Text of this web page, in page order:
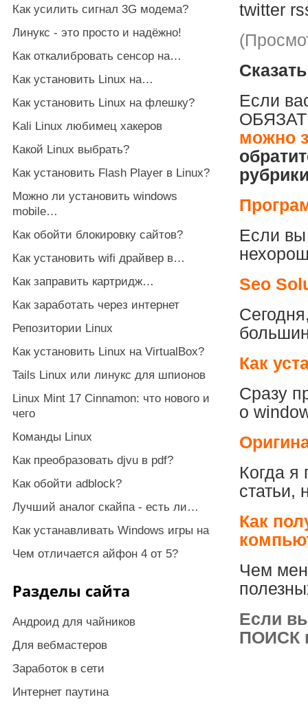
twitter
Если
можно
Если вы
Seo
Как
Сразу
о
Когда я
статьи,
Как
Чем
Если
ПОИСК
Как усилить сигнал 3G модема?
Линукс - это просто и надёжно!
Как откалибровать сенсор на…
Как установить Linux на…
Как установить Linux на флешку?
Kali Linux любимец хакеров
Какой Linux выбрать?
Как установить Flash Player в Linux?
Можно ли установить windows
mobile…
Как обойти блокировку сайтов?
Как установить wifi драйвер в…
Как заправить картридж…
Как заработать через интернет
Репозитории Linux
Как установить Linux на VirtualBox?
Tails Linux или линукс для шпионов
Linux Mint 17 Cinnamon: что нового и
чего
Команды Linux
Как преобразовать djvu в pdf?
Как обойти adblock?
Лучший аналог скайпа - есть ли…
Как устанавливать Windows игры на
Чем отличается айфон 4 от 5?
Разделы сайта
Андроид для чайников
Для вебмастеров
Заработок в сети
Интернет паутина